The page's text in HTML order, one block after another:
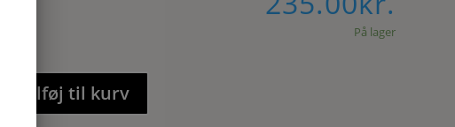
På lager
Tilføj til kurv